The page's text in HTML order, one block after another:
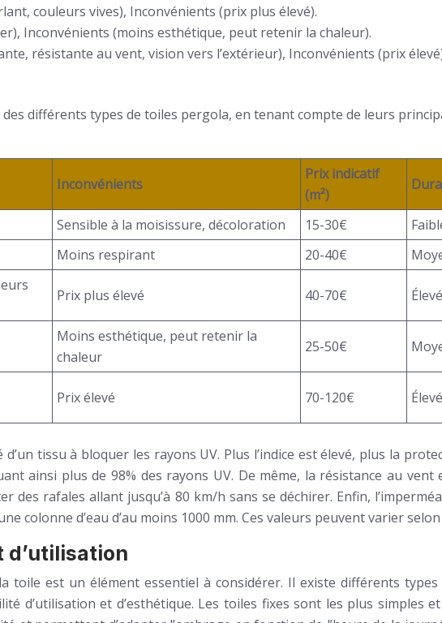
couleurs vives), Inconvénients (prix plus élevé).
Inconvénients (moins esthétique, peut retenir la chaleur).
résistante au vent, vision vers l’extérieur), Inconvénients (prix
différents types de toiles pergola, en tenant compte de leurs
Inconvénients
Prix indicatif
(m²)
Sensible à la moisissure, décoloration 15-30€
Moins respirant 20-40€
Prix plus élevé 40-70€
Moins esthétique, peut retenir la
chaleur
25-50€
Prix élevé 70-120€
tissu à bloquer les rayons UV. Plus l’indice est élevé, plus la
ainsi plus de 98% des rayons UV. De même, la résistance au
rafales allant jusqu’à 80 km/h sans se déchirer. Enfin,
colonne d’eau d’au moins 1000 mm. Ces valeurs peuvent varier
d’utilisation
toile est un élément essentiel à considérer. Il existe différents
d’utilisation et d’esthétique. Les toiles fixes sont les plus simples